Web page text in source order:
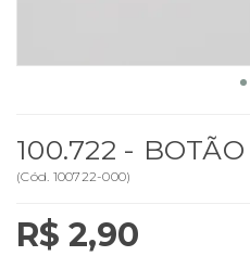
100.722 -
(Cód. 100722-000)
R$ 2,90